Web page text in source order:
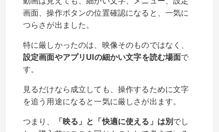
画面、操作ボタンの位置確認になると、一気に
つらさが出ました。
特に厳しかったのは、映像そのものではなく、
設定画面やアプリUIの細かい文字を読む場面で
す。
見るだけなら成立しても、操作するために文字
を追う用途になると一気に厳しさが出ます。
つまり、 「映る」と「快適に使える」は別 でし